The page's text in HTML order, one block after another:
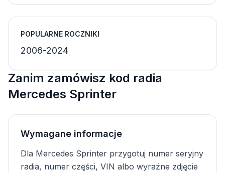
POPULARNE ROCZNIKI
2006-2024
Zanim zamówisz kod radia
Mercedes Sprinter
Wymagane informacje
Dla Mercedes Sprinter przygotuj numer seryjny
radia, numer części, VIN albo wyraźne zdjęcie